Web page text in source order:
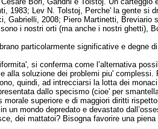
1983; Lev N. Tolstoj, Perche' la gente si
Gabrielli, 2008; Piero Martinetti, Breviario
i nostri orti (ma anche i nostri ghetti),
particolarmente significative e degne
si conferma come l’alternativa
soluzione dei problemi piu' complessi.
quindi, ad intrecciarsi la lotta dei
dallo specismo (cioe' per
superiore e di maggiori diritti
un mondo depredato e devastato
dei mattatoi? Bisogna favorire una piena